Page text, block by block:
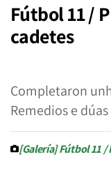
Fútbol 11 /
cadetes
Completaron
Remedios e
[Galería] Fútbol 11 /